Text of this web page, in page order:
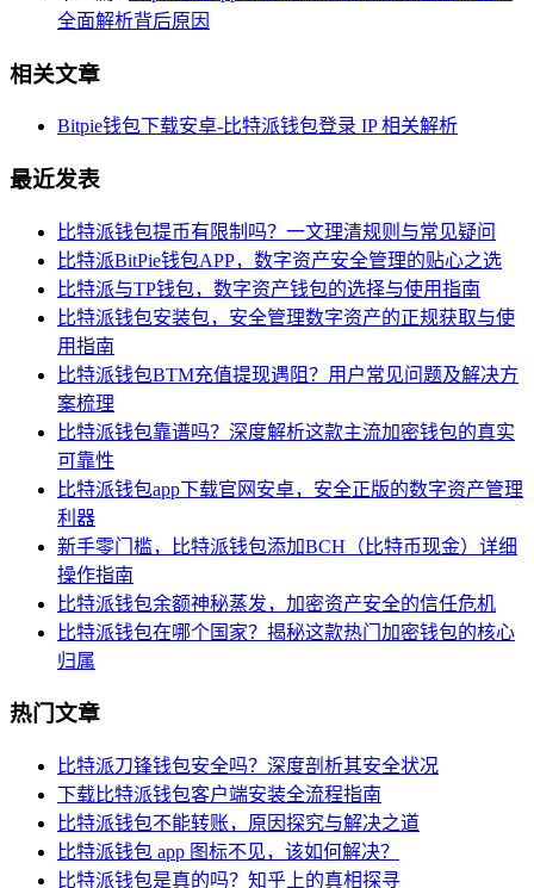
全面解析背后原因
相关文章
Bitpie钱包下载安卓-比特派钱包登录 IP 相关解析
最近发表
比特派钱包提币有限制吗？一文理清规则与常见疑问
比特派BitPie钱包APP，数字资产安全管理的贴心之选
比特派与TP钱包，数字资产钱包的选择与使用指南
比特派钱包安装包，安全管理数字资产的正规获取与使
用指南
比特派钱包BTM充值提现遇阻？用户常见问题及解决方
案梳理
比特派钱包靠谱吗？深度解析这款主流加密钱包的真实
可靠性
比特派钱包app下载官网安卓，安全正版的数字资产管理
利器
新手零门槛，比特派钱包添加BCH（比特币现金）详细
操作指南
比特派钱包余额神秘蒸发，加密资产安全的信任危机
比特派钱包在哪个国家？揭秘这款热门加密钱包的核心
归属
热门文章
比特派刀锋钱包安全吗？深度剖析其安全状况
下载比特派钱包客户端安装全流程指南
比特派钱包不能转账，原因探究与解决之道
比特派钱包 app 图标不见，该如何解决？
比特派钱包是真的吗？知乎上的真相探寻